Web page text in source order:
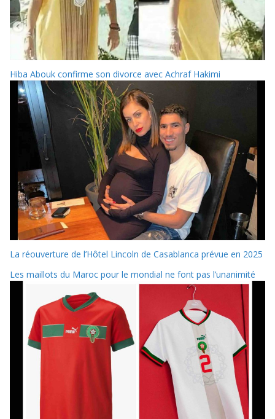
Hiba Abouk confirme son divorce avec Achraf Hakimi
La réouverture de l’Hôtel Lincoln de Casablanca prévue en 2025
Les maillots du Maroc pour le mondial ne font pas l’unanimité